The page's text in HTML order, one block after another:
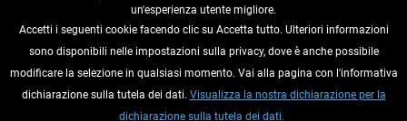
RECEDERE DAL CONTRATTO
INFORMAZIONI
un'esperienza utente migliore.
Accetti i seguenti cookie facendo clic su Accetta tutto. Ulteriori informazioni
sono disponibili nelle impostazioni sulla privacy, dove è anche possibile
modificare la selezione in qualsiasi momento. Vai alla pagina con l'informativa
dichiarazione sulla tutela dei dati. Visualizza la nostra dichiarazione per la
dichiarazione sulla tutela dei dati.